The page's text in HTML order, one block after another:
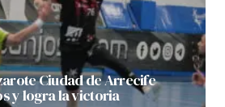
Ciudad de Arrecife
y logra la victoria